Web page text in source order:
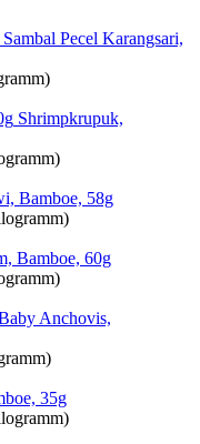
Sambal Pecel Karangsari,
Shrimpkrupuk,
Bamboe, 58g
Bamboe, 60g
Anchovis,
35g